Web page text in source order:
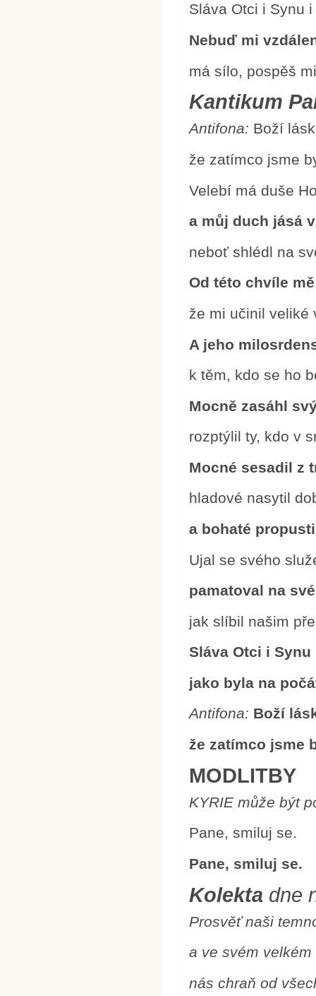
Sláva Otci i Synu
Nebuď mi
má sílo, pospěš
Kantikum
Antifona: Boží
že zatímco jsme
Velebí má duše
a můj duch jásá
neboť shlédl na
Od této chvíle
že mi učinil veliké
A jeho
k těm, kdo se ho
Mocně zasáhl
rozptýlil ty, kdo v
Mocné sesadil z
hladové nasytil
a bohaté
Ujal se svého
pamatoval na
jak slíbil našim
Sláva Otci i
jako byla na
Antifona: Boží
že zatímco jsme
MODLITBY
KYRIE může být
Pane, smiluj se.
Pane, smiluj se.
Kolekta dne
Prosvěť naši
a ve svém
nás chraň od